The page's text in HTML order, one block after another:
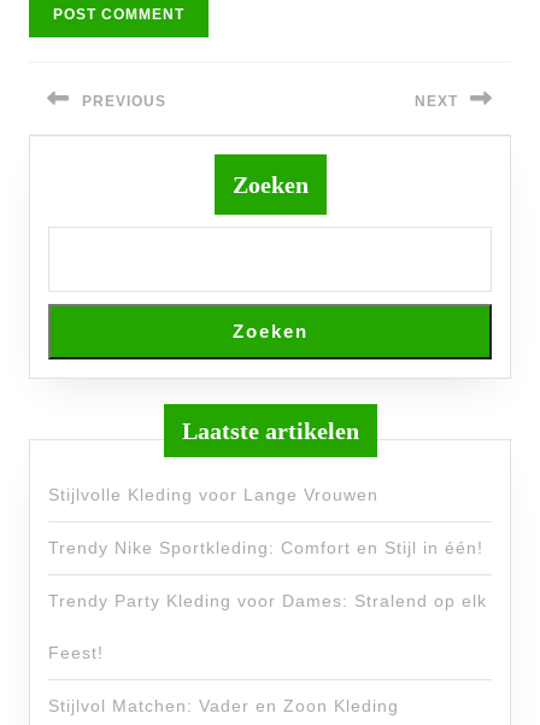
navigatie
PREVIOUS NEXT
Next
post:
Zoeken
Zoeken
Laatste artikelen
Stijlvolle Kleding voor Lange Vrouwen
Trendy Nike Sportkleding: Comfort en Stijl in één!
Trendy Party Kleding voor Dames: Stralend op elk
Feest!
Stijlvol Matchen: Vader en Zoon Kleding